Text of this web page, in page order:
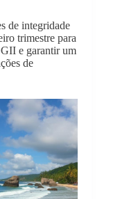
de integridade
trimestre para
e garantir um
de